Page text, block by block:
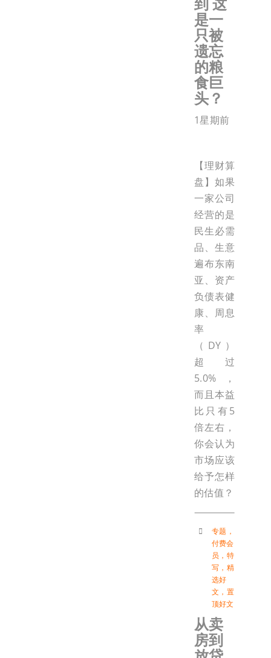
是一
只被
遗忘
的粮
食巨
头？
1星期前
【理财算
盘】如果
一家公司
经营的是
民生必需
品、生意
遍布东南
亚、资产
负债表健
康、周息
率
（DY）
超过
5.0%，
而且本益
比只有5
倍左右，
你会认为
市场应该
给予怎样
的估值？
专题 ，
付费会
员 ， 特
写 ， 精
选好
文 ， 置
顶好文
从卖
房到